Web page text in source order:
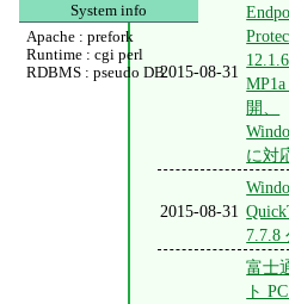
2015-08-31
12.1.6
開、
に対
2015-08-31
7.7.8
富士
ト
System info
Apache : prefork
Runtime : cgi perl
RDBMS : pseudo DB